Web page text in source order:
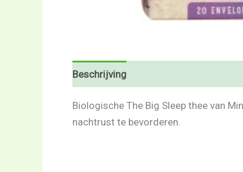
Beschrijving
Biologische The Big Sleep thee van
nachtrust te bevorderen.